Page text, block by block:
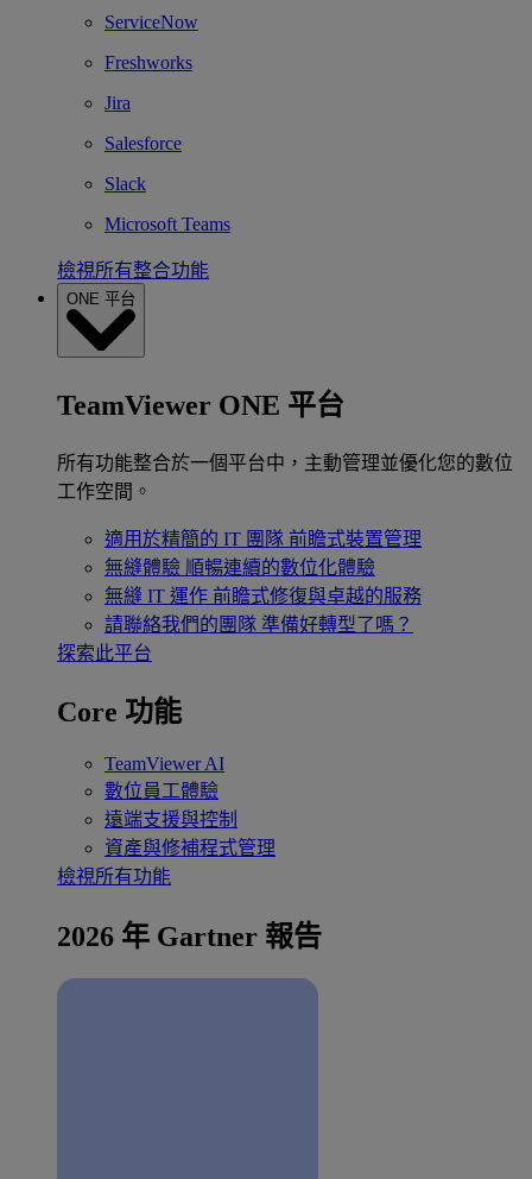
ServiceNow
Freshworks
Jira
Salesforce
Slack
Microsoft Teams
檢視所有整合功能
ONE 平台
TeamViewer ONE 平台
所有功能整合於一個平台中，主動管理並優化您的數位
工作空間。
適用於精簡的 IT 團隊 前瞻式裝置管理
無縫體驗 順暢連續的數位化體驗
無縫 IT 運作 前瞻式修復與卓越的服務
請聯絡我們的團隊 準備好轉型了嗎？
探索此平台
Core 功能
TeamViewer AI
數位員工體驗
遠端支援與控制
資產與修補程式管理
檢視所有功能
2026 年 Gartner 報告